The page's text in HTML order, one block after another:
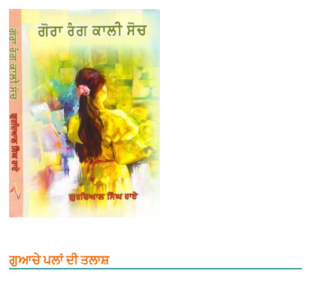
ਗੁਆਚੇ ਪਲਾਂ ਦੀ ਤਲਾਸ਼